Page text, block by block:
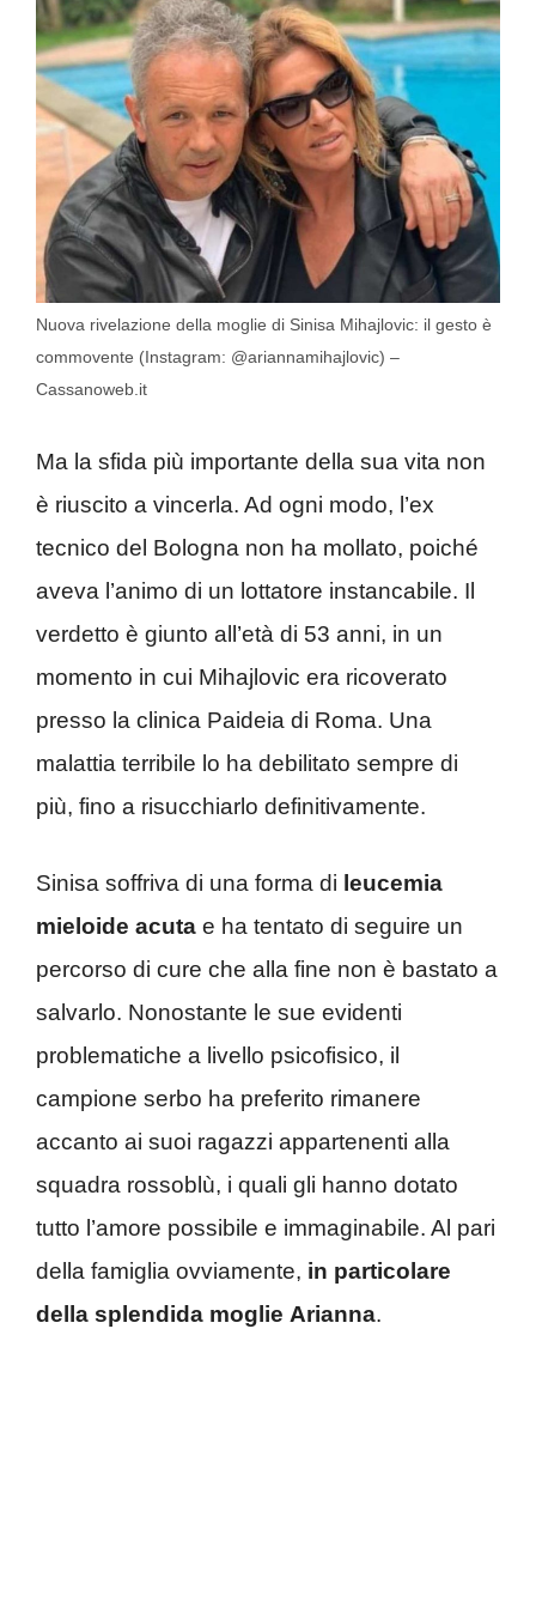
Nuova rivelazione della moglie di Sinisa Mihajlovic: il gesto è
commovente (Instagram: @ariannamihajlovic) –
Cassanoweb.it
Ma la sfida più importante della sua vita non
è riuscito a vincerla. Ad ogni modo, l’ex
tecnico del Bologna non ha mollato, poiché
aveva l’animo di un lottatore instancabile. Il
verdetto è giunto all’età di 53 anni, in un
momento in cui Mihajlovic era ricoverato
presso la clinica Paideia di Roma. Una
malattia terribile lo ha debilitato sempre di
più, fino a risucchiarlo definitivamente.
Sinisa soffriva di una forma di leucemia
mieloide acuta e ha tentato di seguire un
percorso di cure che alla fine non è bastato a
salvarlo. Nonostante le sue evidenti
problematiche a livello psicofisico, il
campione serbo ha preferito rimanere
accanto ai suoi ragazzi appartenenti alla
squadra rossoblù, i quali gli hanno dotato
tutto l’amore possibile e immaginabile. Al pari
della famiglia ovviamente, in particolare
della splendida moglie Arianna.